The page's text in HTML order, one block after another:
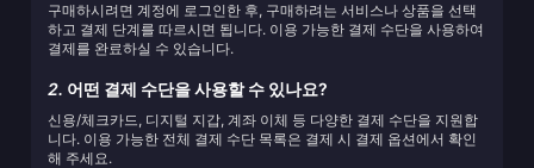
구매하시려면 계정에 로그인한 후, 구매하려는 서비스나 상품을 선택
하고 결제 단계를 따르시면 됩니다. 이용 가능한 결제 수단을 사용하여
결제를 완료하실 수 있습니다.
2. 어떤 결제 수단을 사용할 수 있나요?
신용/체크카드, 디지털 지갑, 계좌 이체 등 다양한 결제 수단을 지원합
니다. 이용 가능한 전체 결제 수단 목록은 결제 시 결제 옵션에서 확인
해 주세요.